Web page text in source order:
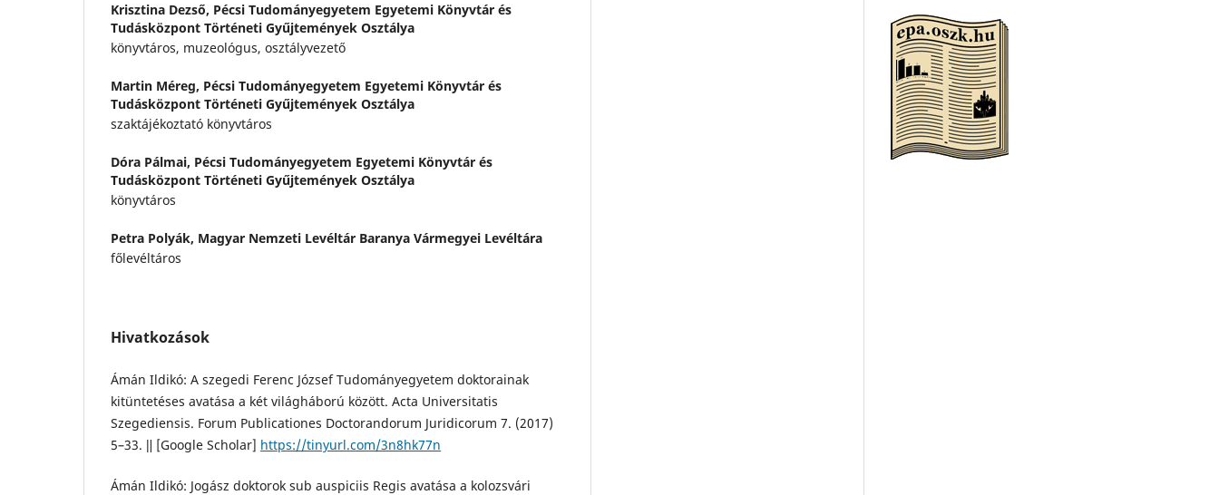
Krisztina Dezső, Pécsi Tudományegyetem Egyetemi Könyvtár és
Tudásközpont Történeti Gyűjtemények Osztálya
könyvtáros, muzeológus, osztályvezető
Martin Méreg, Pécsi Tudományegyetem Egyetemi Könyvtár és
Tudásközpont Történeti Gyűjtemények Osztálya
szaktájékoztató könyvtáros
Dóra Pálmai, Pécsi Tudományegyetem Egyetemi Könyvtár és
Tudásközpont Történeti Gyűjtemények Osztálya
könyvtáros
Petra Polyák, Magyar Nemzeti Levéltár Baranya Vármegyei Levéltára
főlevéltáros
Hivatkozások
Ámán Ildikó: A szegedi Ferenc József Tudományegyetem doktorainak
kitüntetéses avatása a két világháború között. Acta Universitatis
Szegediensis. Forum Publicationes Doctorandorum Juridicorum 7. (2017)
5–33. ǁ [Google Scholar] https://tinyurl.com/3n8hk77n
Ámán Ildikó: Jogász doktorok sub auspiciis Regis avatása a kolozsvári